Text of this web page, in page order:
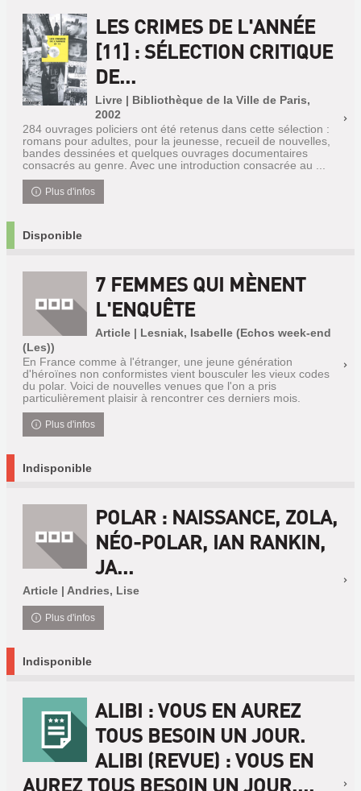
LES CRIMES DE L'ANNÉE
[11] : SÉLECTION CRITIQUE
DE...
Livre | Bibliothèque de la Ville de Paris,
2002
284 ouvrages policiers ont été retenus dans cette sélection :
romans pour adultes, pour la jeunesse, recueil de nouvelles,
bandes dessinées et quelques ouvrages documentaires
consacrés au genre. Avec une introduction consacrée au ...
Plus d'infos
Disponible
7 FEMMES QUI MÈNENT
L'ENQUÊTE
Article | Lesniak, Isabelle (Echos week-end
(Les))
En France comme à l'étranger, une jeune génération
d'héroïnes non conformistes vient bousculer les vieux codes
du polar. Voici de nouvelles venues que l'on a pris
particulièrement plaisir à rencontrer ces derniers mois.
Plus d'infos
Indisponible
POLAR : NAISSANCE, ZOLA,
NÉO-POLAR, IAN RANKIN,
JA...
Article | Andries, Lise
Plus d'infos
Indisponible
ALIBI : VOUS EN AUREZ
TOUS BESOIN UN JOUR.
ALIBI (REVUE) : VOUS EN
AUREZ TOUS BESOIN UN JOUR....